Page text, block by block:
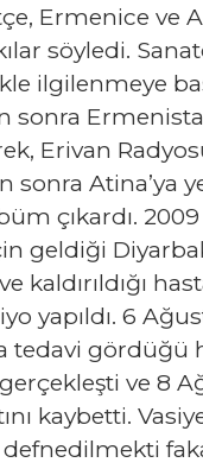
Ermenice ve
söyledi.
ilgilenmeye
sonra
Erivan
sonra Atina’ya
çıkardı.
geldiği
kaldırıldığı
yapıldı. 6
tedavi gördüğü
ve 8
kaybetti.
defnedilmekti